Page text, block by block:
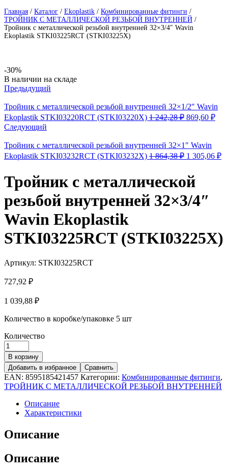
Главная / Каталог / Ekoplastik / Комбинированные фитинги /
ТРОЙНИК С МЕТАЛЛИЧЕСКОЙ РЕЗЬБОЙ ВНУТРЕННЕЙ /
Тройник с металлической резьбой внутренней 32×3/4″ Wavin
Ekoplastik STKI03225RCT (STKI03225X)
-30%
Availability:
В наличии на складе
Предыдущий
Тройник с металлической резьбой внутренней 32×1/2″ Wavin
Ekoplastik STKI03220RCT (STKI03220X) 1 242,28₽
1
242,28 ₽.
869,60 ₽
Следующий
Тройник с металлической резьбой внутренней 32×1″ Wavin
Ekoplastik STKI03232RCT (STKI03232X) 1 864,38₽
1
1 305,06 ₽
Тройник с металлической
резьбой внутренней 32×3/4″
Wavin Ekoplastik
STKI03225RCT (STKI03225X)
Артикул: STKI03225RCT
727,92 ₽
1 039,88 ₽
Количество в коробке/упаковке 5 шт
Количество
В корзину
Добавить в избранное
Сравнить
EAN: 8595185421457 Категории: Комбинированные фитинги,
ТРОЙНИК С МЕТАЛЛИЧЕСКОЙ РЕЗЬБОЙ ВНУТРЕННЕЙ
Описание
Характеристики
Описание
Описание